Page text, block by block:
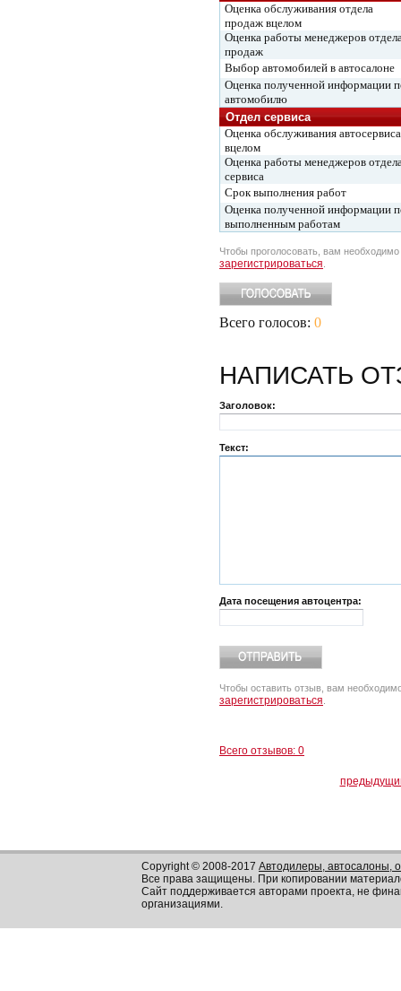
Оценка обслуживания отдела
продаж вцелом
Оценка работы менеджеров
продаж
Выбор автомобилей в автосалоне
Оценка полученной информации
автомобилю
Отдел сервиса
Оценка обслуживания автосервиса
вцелом
Оценка работы менеджеров
сервиса
Срок выполнения работ
Оценка полученной информации
выполненным работам
Чтобы проголосовать, вам необходимо
зарегистрироваться
Всего голосов: 0
НАПИСАТЬ
Заголовок:
Текст:
Дата посещения автоцентра:
Чтобы оставить отзыв, вам
зарегистрироваться
Всего отзывов: 0
Copyright © 2008-2017 Автодилеры, автосалоны,
Все права защищены. При копировании
Сайт поддерживается авторами проекта, не
организациями.